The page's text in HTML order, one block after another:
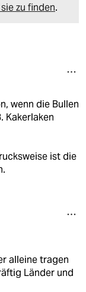
zu finden.
wenn die Bullen
Kakerlaken
ist die
alleine tragen
Länder und